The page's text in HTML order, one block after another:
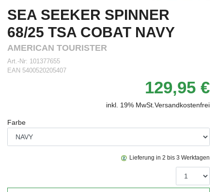
SEA SEEKER SPINNER
68/25 TSA COBAT NAVY
AMERICAN TOURISTER
Art.-Nr: 101377655
EAN 5400520205407
129,95 €
inkl. 19% MwSt.Versandkostenfrei
Farbe
Lieferung in 2 bis 3 Werktagen